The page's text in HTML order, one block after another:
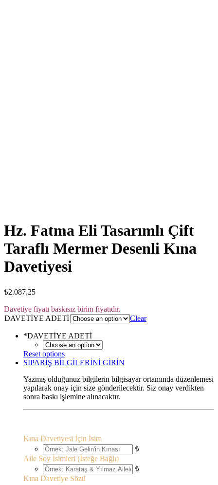
Hz. Fatma Eli Tasarımlı Çift
Taraflı Mermer Desenli Kına
Davetiyesi
₺2.087,25
Davetiye fiyatı baskısız birim fiyatıdır.
DAVETİYE ADETİ
Clear
*DAVETİYE ADETİ
Reset options
SİPARİŞ BİLGİLERİNİ GİRİN
Yazmış olduğunuz bilgilerin bilgisayar ortamında düzenlemesi
yapılarak onay için size gönderilecektir. Siz onay verdikten
sonra baskı işlemine alınacaktır.
Kına Davetiyesi İçin İsim
₺
Aile Soy İsimleri (İsteğe Bağlı)
₺
Kına Davetiye Sözü